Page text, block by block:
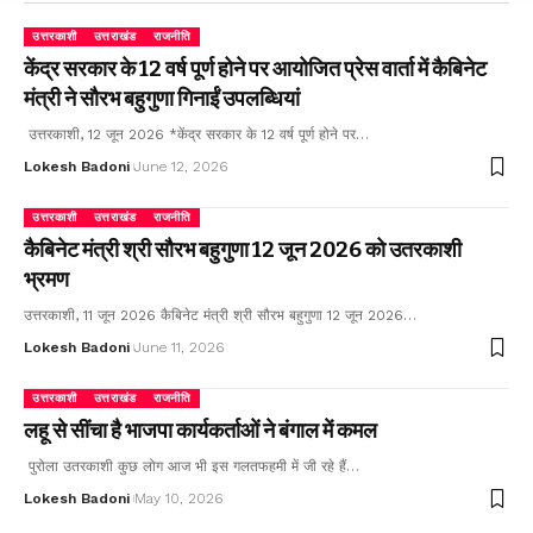
उत्तरकाशी उत्तराखंड राजनीति
केंद्र सरकार के 12 वर्ष पूर्ण होने पर आयोजित प्रेस वार्ता में कैबिनेट
मंत्री ने सौरभ बहुगुणा गिनाईं उपलब्धियां
उत्तरकाशी, 12 जून 2026 *केंद्र सरकार के 12 वर्ष पूर्ण होने पर…
Lokesh Badoni June 12, 2026
उत्तरकाशी उत्तराखंड राजनीति
कैबिनेट मंत्री श्री सौरभ बहुगुणा 12 जून 2026 को उतरकाशी
भ्रमण
उत्तरकाशी, 11 जून 2026 कैबिनेट मंत्री श्री सौरभ बहुगुणा 12 जून 2026…
Lokesh Badoni June 11, 2026
उत्तरकाशी उत्तराखंड राजनीति
लहू से सींचा है भाजपा कार्यकर्ताओं ने बंगाल में कमल
पुरोला उतरकाशी कुछ लोग आज भी इस गलतफहमी में जी रहे हैं…
Lokesh Badoni May 10, 2026